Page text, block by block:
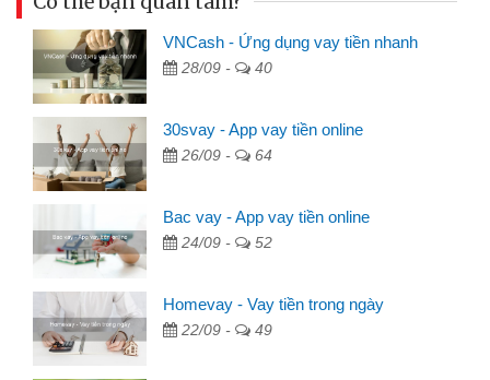
VNCash - Ứng dụng vay tiền nhanh
28/09 - 40
30svay - App vay tiền online
26/09 - 64
Bac vay - App vay tiền online
24/09 - 52
Homevay - Vay tiền trong ngày
22/09 - 49